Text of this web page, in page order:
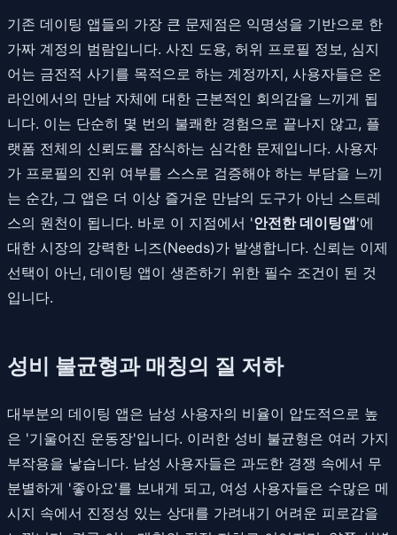
기존 데이팅 앱들의 가장 큰 문제점은 익명성을 기반으로 한
가짜 계정의 범람입니다. 사진 도용, 허위 프로필 정보, 심지
어는 금전적 사기를 목적으로 하는 계정까지, 사용자들은 온
라인에서의 만남 자체에 대한 근본적인 회의감을 느끼게 됩
니다. 이는 단순히 몇 번의 불쾌한 경험으로 끝나지 않고, 플
랫폼 전체의 신뢰도를 잠식하는 심각한 문제입니다. 사용자
가 프로필의 진위 여부를 스스로 검증해야 하는 부담을 느끼
는 순간, 그 앱은 더 이상 즐거운 만남의 도구가 아닌 스트레
스의 원천이 됩니다. 바로 이 지점에서 '안전한 데이팅앱'에
대한 시장의 강력한 니즈(Needs)가 발생합니다. 신뢰는 이제
선택이 아닌, 데이팅 앱이 생존하기 위한 필수 조건이 된 것
입니다.
성비 불균형과 매칭의 질 저하
대부분의 데이팅 앱은 남성 사용자의 비율이 압도적으로 높
은 '기울어진 운동장'입니다. 이러한 성비 불균형은 여러 가지
부작용을 낳습니다. 남성 사용자들은 과도한 경쟁 속에서 무
분별하게 '좋아요'를 보내게 되고, 여성 사용자들은 수많은 메
시지 속에서 진정성 있는 상대를 가려내기 어려운 피로감을